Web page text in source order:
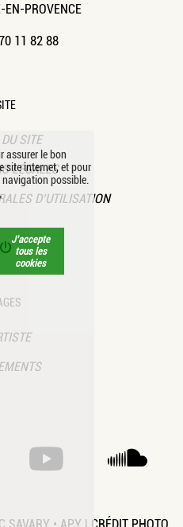
assurer le bon
site internet, et pour
navigation possible.
J’accepte
tous les
cookies
PROVENCE
11 82 88
SITE
LÉGALES
D’UTILISATION
CÉLINE PIC
ANNE ANNE